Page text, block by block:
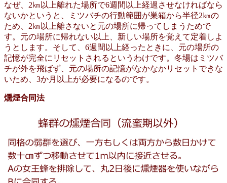
なぜ、2㎞以上離れた場所で6週間以上経過させなければなら
ないかというと、ミツバチの行動範囲が巣箱から半径2㎞の
ため、2㎞以上離さないと元の場所に帰ってしまうためで
す。元の場所に帰れない以上、新しい場所を覚えて定着しよ
うとします。そして、6週間以上経ったときに、元の場所の
記憶が完全にリセットされるというわけです。冬場はミツバ
チが外を飛ばず、元の場所の記憶がなかなかリセットできな
いため、3か月以上が必要になるのです。
燻煙合同法